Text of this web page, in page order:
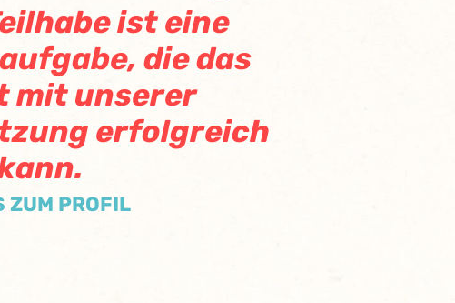
ist eine
die das
mit unserer
erfolgreich
ZUM PROFIL